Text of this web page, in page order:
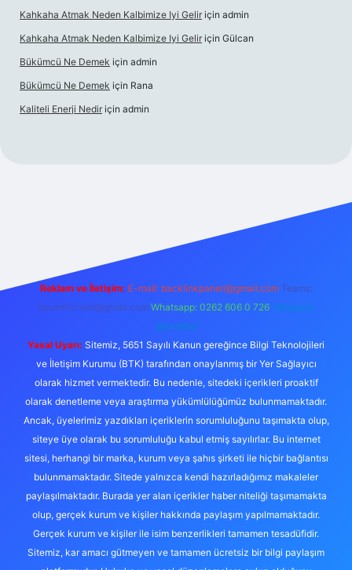
Kahkaha Atmak Neden Kalbimize Iyi Gelir için admin
Kahkaha Atmak Neden Kalbimize Iyi Gelir için Gülcan
Bükümcü Ne Demek için admin
Bükümcü Ne Demek için Rana
Kaliteli Enerji Nedir için admin
Reklam ve İletişim: E-mail: backlinkpaneli@gmail.com Teams:
forumhizmeti@gmail.com Whatsapp: 0262 606 0 726 Telegram:
@karabul
Yasal Uyarı: Sitemiz, 5651 Sayılı Kanun gereğince Bilgi Teknolojileri
ve İletişim Kurumu (BTK) tarafından onaylanmış bir Yer Sağlayıcı
olarak hizmet vermektedir. Bu nedenle, sitedeki içerikleri proaktif
olarak denetleme veya araştırma yükümlülüğümüz bulunmamaktadır.
Ancak, üyelerimiz yazdıkları içeriklerin sorumluluğunu taşımakta olup,
siteye üye olarak bu sorumluluğu kabul etmiş sayılırlar. Bu internet
sitesi, herhangi bir marka, kurum veya şahıs şirketi ile hiçbir bağlantısı
bulunmamaktadır. Sitede yalnızca kendi hazırladığımız makaleler
paylaşılmaktadır. Burada yer alan içerikler haber niteliği taşımamakta
olup, gerçek kurum ve kişiler hakkında paylaşım yapılmamaktadır.
Gerçek kurum ve kişiler ile isim benzerlikleri tamamen tesadüfidir.
Sitemiz, kar amacı gütmeyen ve tamamen ücretsiz bir bilgi paylaşım